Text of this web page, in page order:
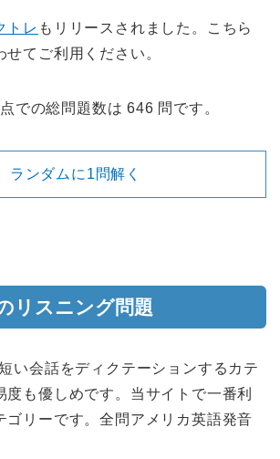
トレ もリリースされました。こちら
せてご利用ください。
での総問題数は 646 問です。
ランダムに1問解く
リスニング問題
い会話をディクテーションするカテ
度も優しめです。当サイトで一番利
ゴリーです。全問アメリカ英語発音